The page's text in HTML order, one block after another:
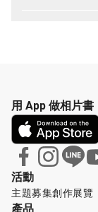
活動
主題募集創作展覽
產品
用 App 做相片書